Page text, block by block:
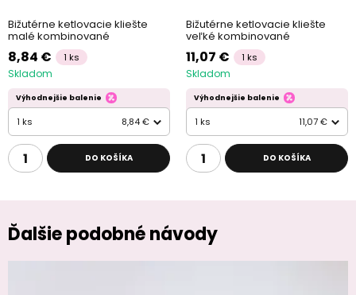
Bižutérne ketlovacie kliešte
malé kombinované
8,84 € 1 ks
Skladom
Výhodnejšie balenie
1 ks 8,84 €
DO KOŠÍKA
Bižutérne ketlovacie kliešte
veľké kombinované
11,07 € 1 ks
Skladom
Výhodnejšie balenie
1 ks 11,07 €
DO KOŠÍKA
Ďalšie podobné návody